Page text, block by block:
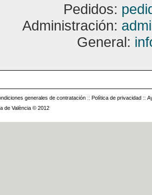
Pedidos:
Administración:
General:
generales de contratación :: Política de privacidad ::
de València © 2012